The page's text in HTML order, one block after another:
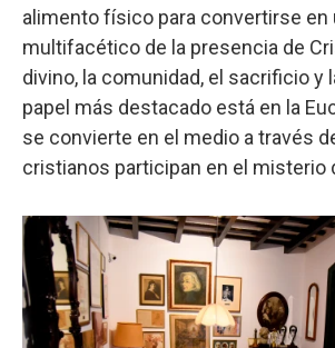
alimento físico para convertirse en
multifacético de la presencia de
divino, la comunidad, el sacrificio y
papel más destacado está en la
se convierte en el medio a través
cristianos participan en el misterio